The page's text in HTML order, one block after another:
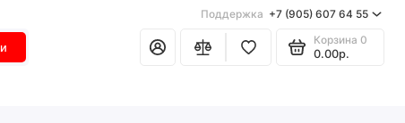
Поддержка +7 (905) 607 64 55
Корзина 0
0.00р.